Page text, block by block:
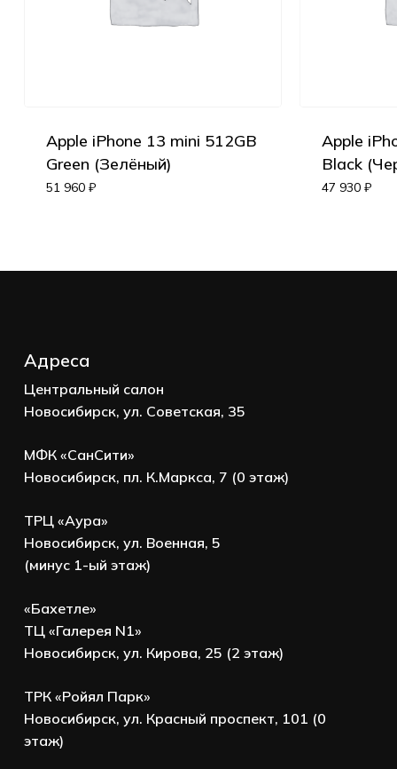
Apple iPhone 13 mini 512GB
Green (Зелёный)
51 960 ₽
Apple
Black
47 930 ₽
Адреса
Центральный салон
Новосибирск, ул. Советская, 35
МФК «СанСити»
Новосибирск, пл. К.Маркса, 7 (0 этаж)
ТРЦ «Аура»
Новосибирск, ул. Военная, 5
(минус 1-ый этаж)
«Бахетле»
ТЦ «Галерея N1»
Новосибирск, ул. Кирова, 25 (2 этаж)
ТРК «Ройял Парк»
Новосибирск, ул. Красный проспект, 101 (0
этаж)